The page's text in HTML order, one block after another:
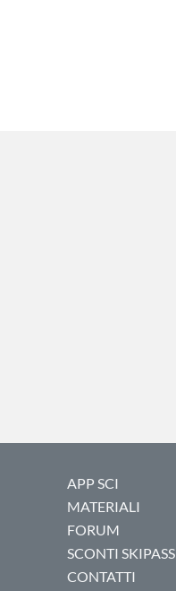
APP SCI
MATERIALI
FORUM
SCONTI SKIPASS
CONTATTI